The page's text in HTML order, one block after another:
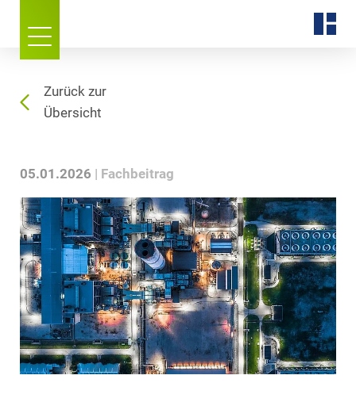
Zurück zur
Übersicht
05.01.2026 Fachbeitrag